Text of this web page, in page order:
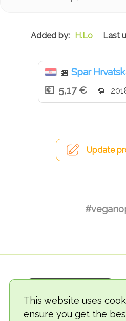
This website uses
ensure you get the
H.Lo
🏪 Spar
5,17 €
Update